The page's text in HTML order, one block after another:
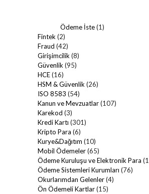
Ödeme İste(1)
Fintek (2)
Fraud (42)
Girişimcilik (8)
Güvenlik (95)
HCE(16)
HSM & Güvenlik (26)
ISO 8583 (54)
Kanun ve Mevzuatlar(107)
Karekod (3)
Kredi Kartı (301)
Kripto Para (6)
Kurye&Dağıtım (10)
Mobil Ödemeler(65)
Ödeme Kuruluşu ve Elektronik Para
Ödeme Sistemleri Kurumları (76)
Okurlarımdan Gelenler(4)
Ön Ödemeli Kartlar(15)